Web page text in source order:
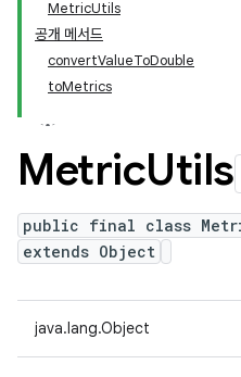
MetricUtils
공개 메서드
convertValueToDouble
toMetrics
MetricUtils
public final class
extends Object
java.lang.Object